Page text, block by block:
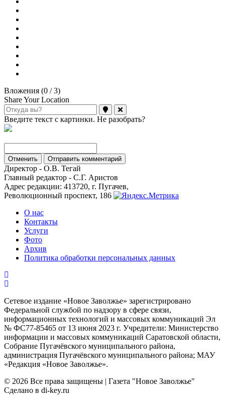
Вложения (0 / 3)
Share Your Location
Введите текст с картинки. Не разобрать?
Отменить Отправить комментарий
Директор - О.В. Тегай
Главный редактор - С.Г. Аристов
Адрес редакции: 413720, г. Пугачев,
Революционный проспект, 186
О нас
Контакты
Услуги
Фото
Архив
Политика обработки персональных данных
Сетевое издание «Новое Заволжье» зарегистрировано
Федеральной службой по надзору в сфере связи,
информационных технологий и массовых коммуникаций Эл
№ ФС77-85465 от 13 июня 2023 г. Учредители: Министерство
информации и массовых коммуникаций Саратовской области,
Собрание Пугачёвского муниципального района,
администрация Пугачёвского муниципального района; МАУ
«Редакция «Новое Заволжье».
© 2026 Все права защищены | Газета "Новое Заволжье"
Сделано в di-key.ru